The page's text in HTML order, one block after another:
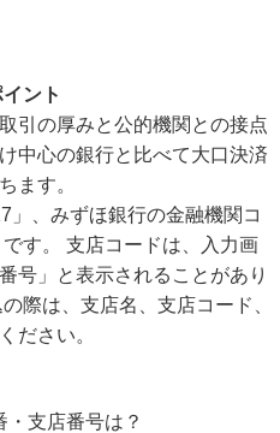
ント
引の厚みと公的機関との接点
中心の銀行と比べて大口決済
ます。
」、みずほ銀行の金融機関コ
す。 支店コードは、入力画
号」と表示されることがあり
際は、支店名、支店コード、
ださい。
支店番号は？